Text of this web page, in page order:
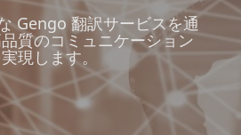
Gengo 翻訳サービスを通
質のコミュニケーション
現します。